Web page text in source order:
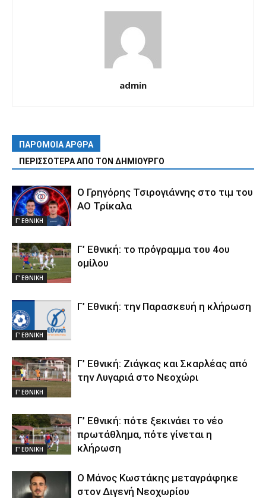
admin
ΠΑΡΟΜΟΙΑ ΑΡΘΡΑ
ΠΕΡΙΣΣΟΤΕΡΑ ΑΠΟ ΤΟΝ ΔΗΜΙΟΥΡΓΟ
Γ' ΕΘΝΙΚΗ
Ο Γρηγόρης Τσιρογιάννης στο τιμ του
ΑΟ Τρίκαλα
Γ' ΕΘΝΙΚΗ
Γ’ Εθνική: το πρόγραμμα του 4ου
ομίλου
Γ' ΕΘΝΙΚΗ
Γ’ Εθνική: την Παρασκευή η κλήρωση
Γ' ΕΘΝΙΚΗ
Γ’ Εθνική: Ζιάγκας και Σκαρλέας από
την Λυγαριά στο Νεοχώρι
Γ' ΕΘΝΙΚΗ
Γ’ Εθνική: πότε ξεκινάει το νέο
πρωτάθλημα, πότε γίνεται η
κλήρωση
Ο Μάνος Κωστάκης μεταγράφηκε
στον Διγενή Νεοχωρίου